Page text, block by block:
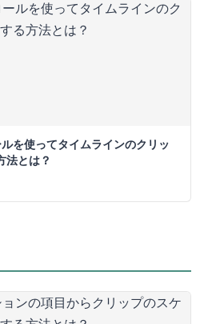
を使ってタイムラインのクリッ
法とは？